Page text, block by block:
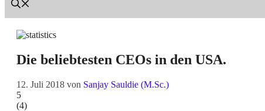
Die beliebtesten CEOs in den USA.
12. Juli 2018 von Sanjay Sauldie (M.Sc.)
5
(4)